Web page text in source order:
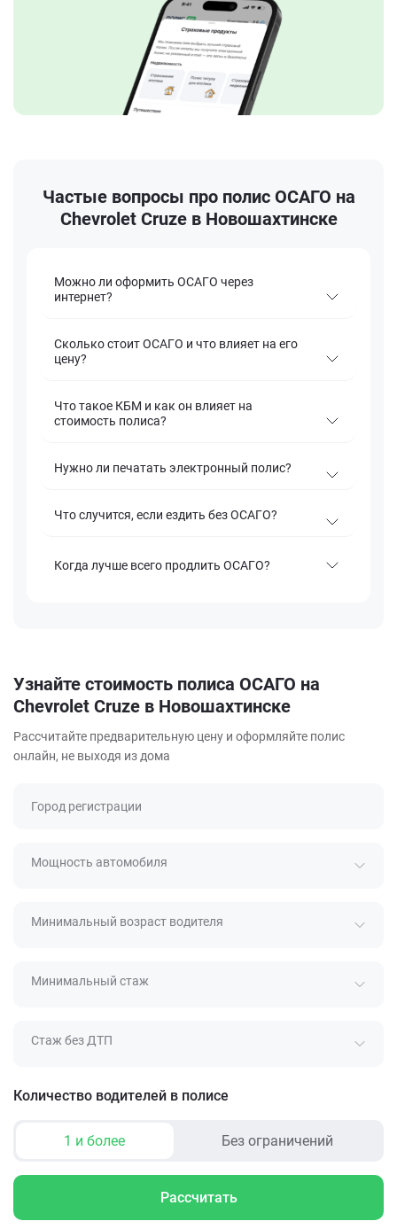
Частые вопросы про полис ОСАГО на
Chevrolet Cruze в Новошахтинске
Можно ли оформить ОСАГО через
интернет?
Сколько стоит ОСАГО и что влияет на его
цену?
Что такое КБМ и как он влияет на
стоимость полиса?
Нужно ли печатать электронный полис?
Что случится, если ездить без ОСАГО?
Когда лучше всего продлить ОСАГО?
Узнайте стоимость полиса ОСАГО на
Chevrolet Cruze в Новошахтинске
Рассчитайте предварительную цену и оформляйте полис
онлайн, не выходя из дома
Город регистрации
Мощность автомобиля
Минимальный возраст водителя
Минимальный стаж
Стаж без ДТП
Количество водителей в полисе
1 и более Без ограничений
Рассчитать